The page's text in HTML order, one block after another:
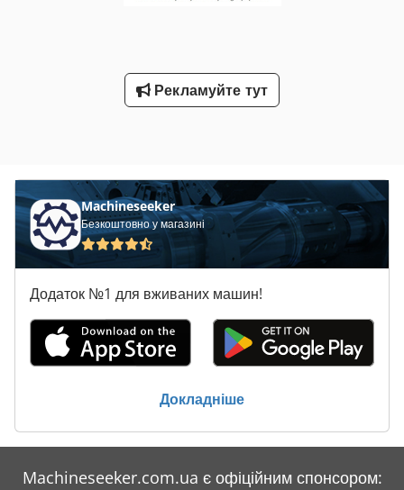
Рекламуйте тут
Machineseeker
Безкоштовно у магазині
Додаток №1 для вживаних машин!
Докладніше
Machineseeker.com.ua є офіційним спонсором: